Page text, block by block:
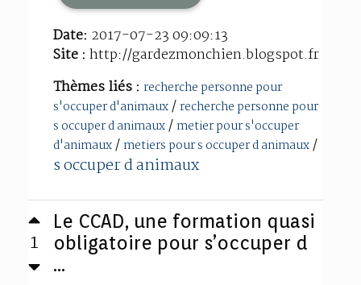
Date: 2017-07-23 09:09:13
Site : http://gardezmonchien.blogspot.fr
Thèmes liés : recherche personne pour
s'occuper d'animaux/recherche personne pour
s occuper d animaux/ metier pour s'occuper
d'animaux/ metiers pour s occuper d animaux/
s occuper d animaux
1
Le CCAD, une formation quasi
obligatoire pour s’occuper d
...